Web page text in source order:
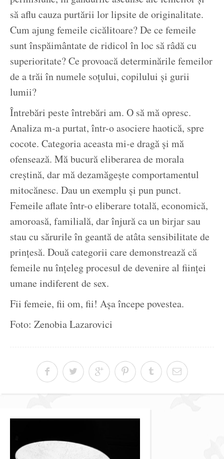
să aflu cauza purtării lor lipsite de originalitate.
Cum ajung femeile cicălitoare? De ce femeile
sunt înspăimântate de ridicol în loc să râdă cu
superioritate? Ce provoacă determinările femeilor
de a trăi în numele soțului, copilului și gurii
lumii?
Întrebări peste întrebări am. O să mă opresc.
Analiza m-a purtat, într-o asociere haotică, spre
cocote. Categoria aceasta mi-e dragă și mă
ofensează. Mă bucură eliberarea de morala
creștină, dar mă dezamăgește comportamentul
mitocănesc. Dau un exemplu și pun punct.
Femeile aflate într-o eliberare totală, economică,
amoroasă, familială, dar înjură ca un birjar sau
stau cu sărurile în geantă de atâta sensibilitate de
prințesă. Două categorii care demonstrează că
femeile nu înțeleg procesul de devenire al ființei
umane indiferent de sex.
Fii femeie, fii om, fii! Așa începe povestea.
Foto: Zenobia Lazarovici